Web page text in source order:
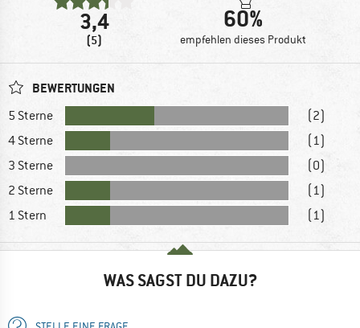
3,4
(5)
60%
empfehlen dieses Produkt
BEWERTUNGEN
5 Sterne
(2)
4 Sterne
(1)
3 Sterne
(0)
2 Sterne
(1)
1 Stern
(1)
WAS SAGST DU DAZU?